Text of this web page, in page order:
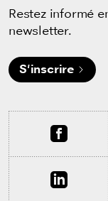
Restez informé
newsletter.
S'inscrire